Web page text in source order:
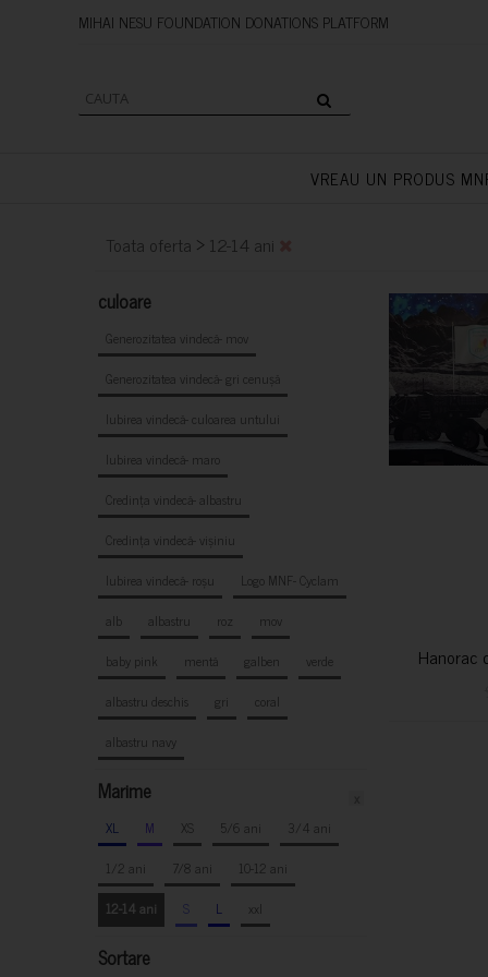
MIHAI NESU FOUNDATION
VREAU UN PRODUS
Toata oferta > 12-14 ani
culoare
Generozitatea vindecă- mov
Generozitatea vindecă- gri cenușă
Iubirea vindecă- culoarea untului
Iubirea vindecă- maro
Credința vindecă- albastru
Credința vindecă- vișiniu
Iubirea vindecă- roșu
Logo MNF- Cyclam
alb
albastru roz
mov
baby pink
mentă galben
verde
albastru deschis
gri
coral
albastru navy
Marime
XL M XS 5/6 ani
3/4 ani
1/2 ani
7/8 ani
10-12 ani
12-14 ani
S L xxl
Sortare
Hanorac